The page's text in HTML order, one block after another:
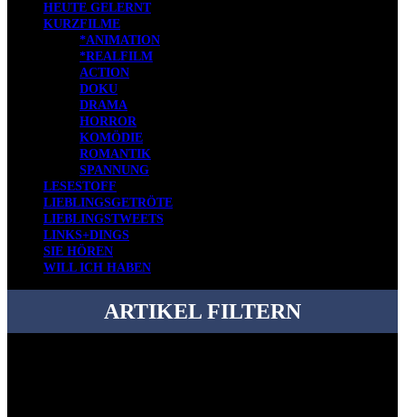
HEUTE GELERNT
KURZFILME
*ANIMATION
*REALFILM
ACTION
DOKU
DRAMA
HORROR
KOMÖDIE
ROMANTIK
SPANNUNG
LESESTOFF
LIEBLINGSGETRÖTE
LIEBLINGSTWEETS
LINKS+DINGS
SIE HÖREN
WILL ICH HABEN
ARTIKEL FILTERN